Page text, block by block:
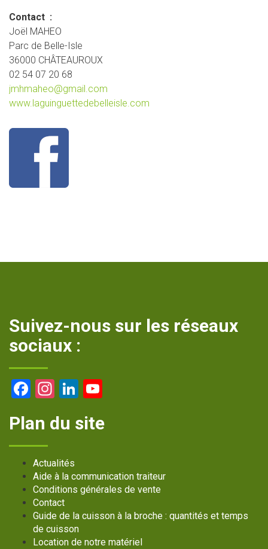
Contact :
Joël MAHEO
Parc de Belle-Isle
36000 CHÂTEAUROUX
02 54 07 20 68
jmhmaheo@gmail.com
www.laguinguettedebelleisle.com
Suivez-nous sur les réseaux
sociaux :
Facebook
Instagram
LinkedIn
Plan du site
Actualités
Aide à la communication traiteur
Conditions générales de vente
Contact
Guide de la cuisson à la broche : quantités et temps
de cuisson
Location de notre matériel